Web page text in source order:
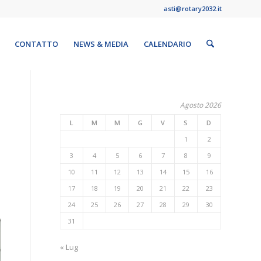
asti@rotary2032.it
CONTATTO NEWS & MEDIA CALENDARIO
Agosto 2026
L M M G V S
D
1
2
3
4 5 6 7 8
9
10
11 12 13 14 15
16
17
18 19 20 21 22
23
24
25 26 27 28 29
30
31
« Lug